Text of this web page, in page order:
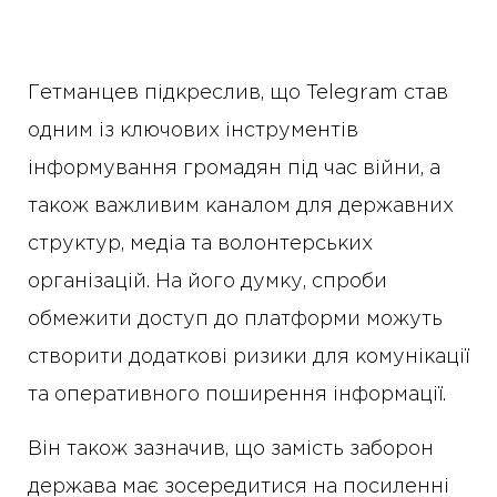
Гетманцев підкреслив, що Telegram став
одним із ключових інструментів
інформування громадян під час війни, а
також важливим каналом для державних
структур, медіа та волонтерських
організацій. На його думку, спроби
обмежити доступ до платформи можуть
створити додаткові ризики для комунікації
та оперативного поширення інформації.
Він також зазначив, що замість заборон
держава має зосередитися на посиленні